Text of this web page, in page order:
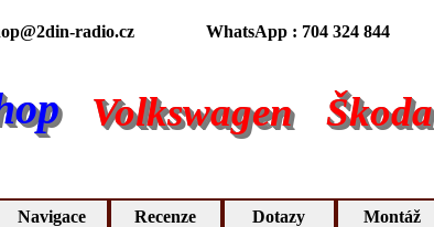
Volkswagen Škoda
Navigace Recenze Dotazy Montáž
WhatsApp : 704 324 844
radio.cz